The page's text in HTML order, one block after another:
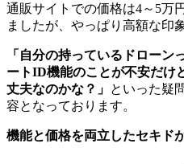
通販サイトでの価格は4～5万
ましたが、やっぱり高額な印
「自分の持っているドローン
ートID機能のことが不安だけ
丈夫なのかな？」 といった疑
容となっております。
機能と価格を両立したセキド